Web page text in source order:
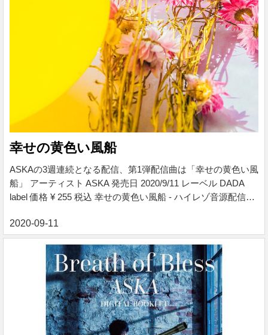
幸せの黄色い風船
ASKAの3週連続となる配信、第1弾配信曲は「幸せの黄色い風
船」 アーティスト ASKA 発売日 2020/9/11 レーベル DADA
label 価格 ¥ 255 税込 幸せの黄色い風船 - ハイレゾ音源配信サ
ク・アニソン・エレクトロ。様々なジャンルをハイレゾで配
信中。WAV・flac・DSDなど各種フォーマット選択も可能。
ハイレゾ聴くならe-onkyo music！